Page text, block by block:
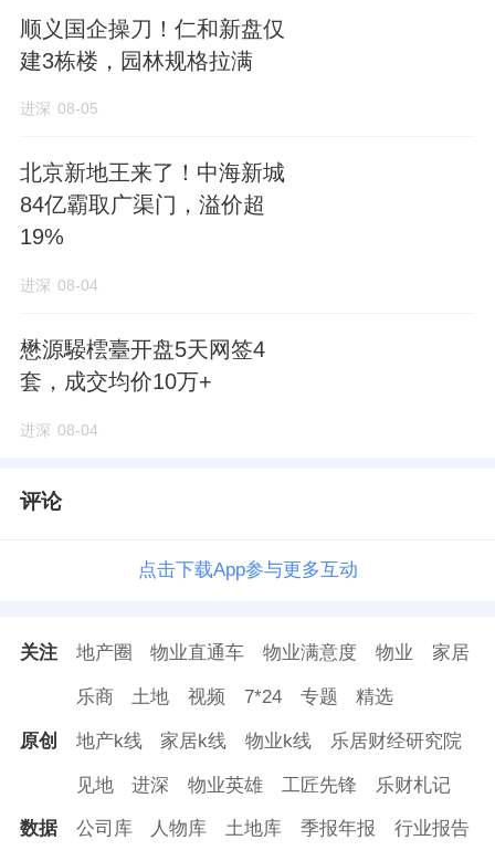
2.2 区域分化：核心高热，外围趋冷
度。滨江、上城、萧山、余杭等核心区域溢价
率居前，其中滨江永久河单元地块经过243轮
竞价，楼面价高达5.16万元/㎡，溢价率
79.03%，刷新板块纪录。上城核心地块溢价率
据克而瑞数据分析，余杭、萧山成交金额领
相比之下，临平、钱塘、拱墅、临安等外围区
成交，反映出外围板块去化压力巨大，房企拿
核心高热、外围趋稳
的土地市场格局，
预示着未来新房供应将高度集中于主城核心
区，且地价成本高企将支撑核心区房价坚挺；
而外围区域由于缺乏新增优质供给且库存高
企，价格上行动力不足。
顺义国企操刀！仁和新盘仅
建3栋楼，园林规格拉满
进深 08-05
北京新地王来了！中海新城
84亿霸取广渠门，溢价超
19%
进深 08-04
懋源騴橒臺开盘5天网签4
套，成交均价10万+
进深 08-04
评论
点击下载App参与更多互动
关注 地产圈 物业直通车 物业满意度 物业 家居
乐商 土地 视频 7*24 专题 精选
原创 地产k线 家居k线 物业k线 乐居财经研究院
见地 进深 物业英雄 工匠先锋 乐财札记
数据 公司库 人物库 土地库 季报年报 行业报告